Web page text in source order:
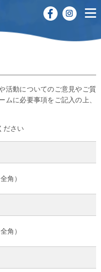
活動についてのご意見やご質
ムに必要事項をご記入の上、
ださい
角）
角）